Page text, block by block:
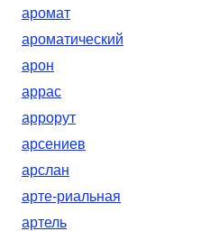
аромат
ароматический
арон
аррас
аррорут
арсениев
арслан
арте-риальная
артель